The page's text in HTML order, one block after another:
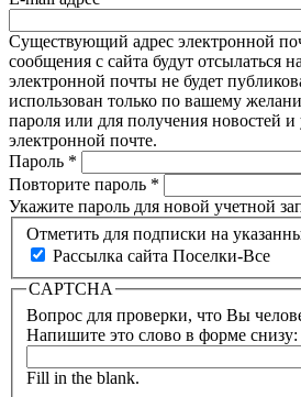
Существующий адрес электронной
сообщения с сайта будут отсылаться
электронной почты не будет
использован только по вашему
пароля или для получения новостей
электронной почте.
Пароль *
Повторите пароль *
Укажите пароль для новой учетной
Отметить для подписки на
Рассылка сайта Поселки-Все
CAPTCHA
Вопрос для проверки, что Вы
Напишите это слово в форме снизу:
Fill in the blank.